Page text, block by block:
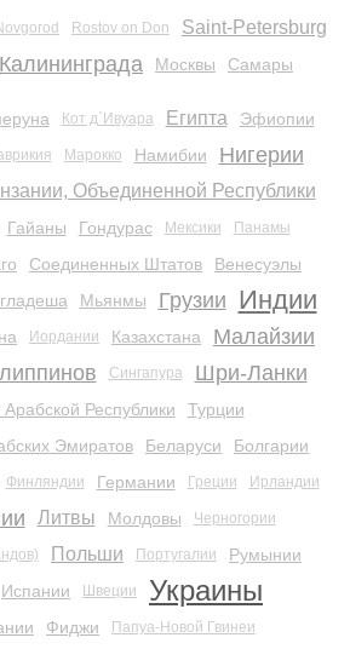
Rostov on Don
Saint-Petersburg
Калининграда Москвы Самары
Кот д`Ивуара Египта Эфиопии
Марокко Намибии Нигерии
Объединенной Республики
Гайаны Гондурас Мексики Панамы
Соединенных Штатов
Венесуэлы
Мьянмы Грузии Индии
Иордании Казахстана
Малайзии
Сингапура Шри-Ланки
Республики
Турции
Эмиратов
Беларуси Болгарии
Финляндии Германии Греции Ирландии
Литвы Молдовы Черногории
Польши Португалии Румынии
Испании Швеции Украины
Фиджи Папуа-Новой Гвинеи